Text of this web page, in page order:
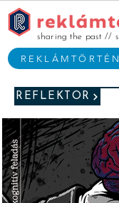
sharing the past //
REFLEKTOR